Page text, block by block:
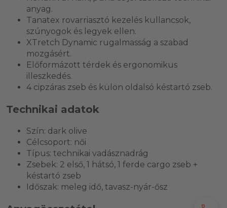
anyag.
Tanatex rovarriasztó kezelés kullancsok,
szúnyogok és legyek ellen.
XTretch Dynamic rugalmasság a szabad
mozgásért.
Előformázott térdek és ergonomikus
illeszkedés.
4 cipzáras zseb és külön oldalsó késtartó zseb.
Technikai adatok
Szín: dark olive
Célcsoport: női
Típus: technikai vadásznadrág
Zsebek: 2 első, 1 hátsó, 1 ferde cargo zseb +
késtartó zseb
Időszak: meleg idő, tavasz-nyár-ősz